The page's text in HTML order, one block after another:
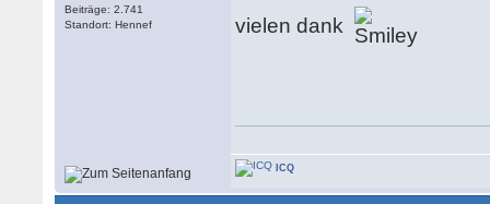
Beiträge: 2.741
Standort: Hennef
vielen dank
ICQ